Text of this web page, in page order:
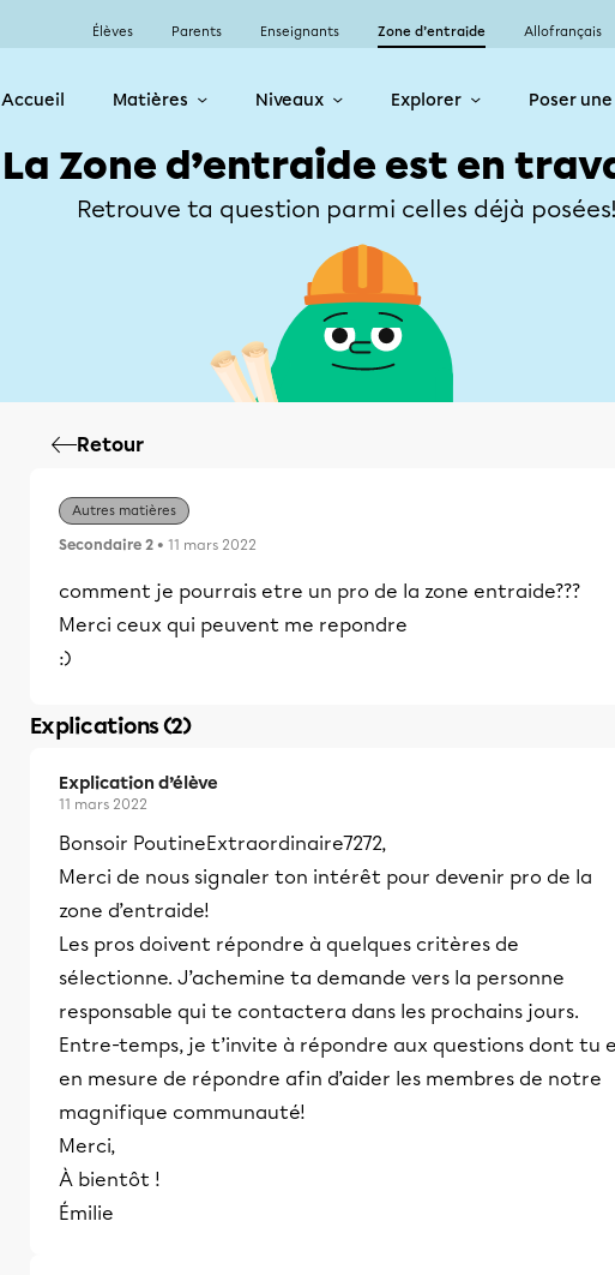
Élèves Parents Enseignants Zone d’entraide Allofrançais
Accueil Matières Niveaux Explorer Poser
La Zone d’entraide est en
Retrouve ta question parmi celles déjà
Retour
Autres matières
Secondaire 2 • 11 mars 2022
comment je pourrais etre un pro de la zone entraide???
Merci ceux qui peuvent me repondre
:)
Explications (2)
Explication d’élève
11 mars 2022
Bonsoir PoutineExtraordinaire7272,
Merci de nous signaler ton intérêt pour devenir pro de la
zone d’entraide!
Les pros doivent répondre à quelques critères de
sélectionne. J’achemine ta demande vers la personne
responsable qui te contactera dans les prochains jours.
Entre-temps, je t’invite à répondre aux questions dont tu
en mesure de répondre afin d’aider les membres de notre
magnifique communauté!
Merci,
À bientôt !
Émilie